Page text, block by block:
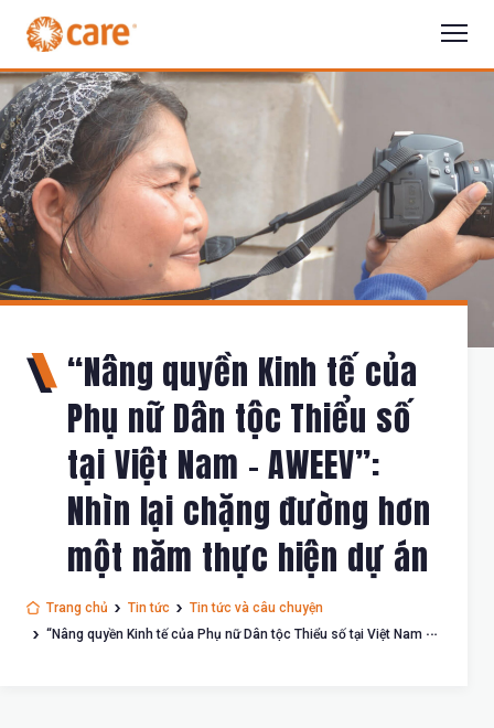
“Nâng quyền Kinh tế của
Phụ nữ Dân tộc Thiểu số
tại Việt Nam – AWEEV”:
Nhìn lại chặng đường hơn
một năm thực hiện dự án
Trang chủ Tin tức
Tin tức và câu chuyện
“Nâng quyền Kinh tế của Phụ nữ Dân tộc Thiểu số tại Việt Nam –